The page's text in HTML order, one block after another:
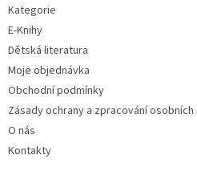
Kategorie
E-Knihy
Dětská literatura
Moje objednávka
Obchodní podmínky
Zásady ochrany a zpracování
O nás
Kontakty